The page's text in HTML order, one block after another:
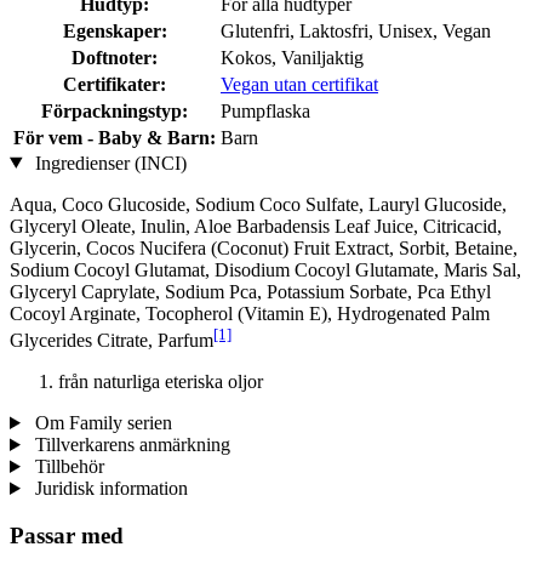
Egenskaper:
Glutenfri, Laktosfri, Unisex, Vegan
Doftnoter:
Kokos, Vaniljaktig
Certifikater:
Vegan utan certifikat
Förpackningstyp:
Pumpflaska
För vem - Baby & Barn: Barn
Ingredienser (INCI)
Aqua, Coco Glucoside, Sodium Coco­ Sulfate, Lauryl Glucoside,
Glyceryl Oleate, Inulin, Aloe Barbadensis Leaf Juice, Citricacid,
Glycerin, Cocos Nucifera (Coconut) Fruit Extract, Sorbit, Betaine,
Sodium Cocoyl Glutamat, Disodium Cocoyl Glutamate, Maris Sal,
Glyceryl Caprylate, Sodium Pca, Potassium Sorbate, Pca Ethyl
Cocoyl Arginate, Tocopherol (Vitamin E), Hydrogenated Palm
Glycerides Citrate, Parfum[1]
från naturliga eteriska oljor
Om Family serien
Tillverkarens anmärkning
Tillbehör
Juridisk information
Passar med